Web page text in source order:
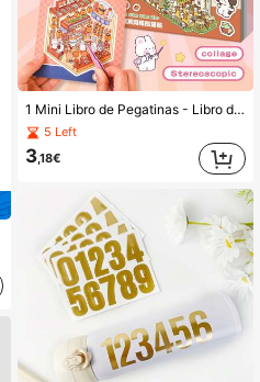
1 Mini Libro de Pegatinas - Libro de Pegatinas de Escenas en Miniatura, Incluye Pinzas de Metal, Serie de Animales Pequeños de la Vida Diaria con 6 Escenas Diferentes, Libro de Pegatinas Decorativas DIY Útiles Escolares
5 Left
3,18€